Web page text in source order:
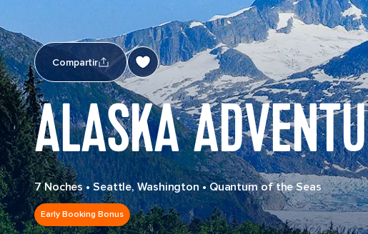
Compartir
ALASKA
7 Noches•Seattle, Washington•Quantum of the Seas
Early Booking Bonus